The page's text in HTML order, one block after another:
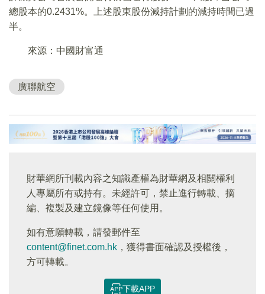
總股本的0.2431%。上述股東股份減持計劃的減持時間已過
半。
來源：中國財富通
廣聯航空
財華網所刊載內容之知識產權為財華網及相關權利
人專屬所有或持有。未經許可，禁止進行轉載、摘
編、複製及建立鏡像等任何使用。
如有意願轉載，請發郵件至
content@finet.com.hk ，獲得書面確認及授權後，
方可轉載。
下載APP